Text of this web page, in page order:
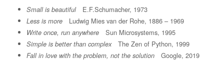
Small is beautifulE.F.Schumacher, 1973
Less is more Ludwig Mies van der Rohe, 1886 – 1969
Write once, run anywhere Sun Microsystems, 1995
Simple is better than complexThe Zen of Python, 1999
Fall in love with the problem, not the solution Google, 2019